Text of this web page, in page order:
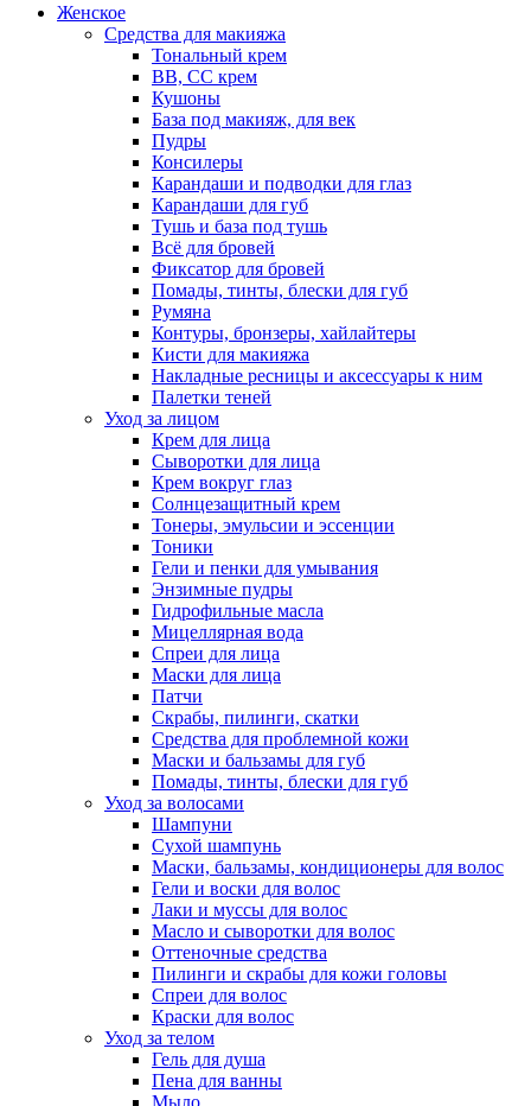
Женское
Средства для макияжа
Тональный крем
BB, CC крем
Кушоны
База под макияж, для век
Пудры
Консилеры
Карандаши и подводки для глаз
Карандаши для губ
Тушь и база под тушь
Всё для бровей
Фиксатор для бровей
Помады, тинты, блески для губ
Румяна
Контуры, бронзеры, хайлайтеры
Кисти для макияжа
Накладные ресницы и аксессуары к ним
Палетки теней
Уход за лицом
Крем для лица
Сыворотки для лица
Крем вокруг глаз
Солнцезащитный крем
Тонеры, эмульсии и эссенции
Тоники
Гели и пенки для умывания
Энзимные пудры
Гидрофильные масла
Мицеллярная вода
Спреи для лица
Маски для лица
Патчи
Скрабы, пилинги, скатки
Средства для проблемной кожи
Маски и бальзамы для губ
Помады, тинты, блески для губ
Уход за волосами
Шампуни
Сухой шампунь
Маски, бальзамы, кондиционеры для волос
Гели и воски для волос
Лаки и муссы для волос
Масло и сыворотки для волос
Оттеночные средства
Пилинги и скрабы для кожи головы
Спреи для волос
Краски для волос
Уход за телом
Гель для душа
Пена для ванны
Мыло